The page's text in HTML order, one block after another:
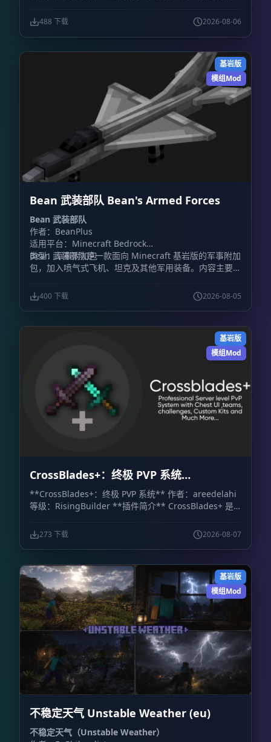
488 下载 2026-08-06
基岩版
模组Mod
Bean 武装部队 Bean's Armed Forces
Bean 武装部队
作者：BeanPlus
适用平台：Minecraft Bedrock
类型：军事附加包
Bean 武装部队是一款面向 Minecraft 基岩版的军事附加
包，加入喷气式飞机、坦克及其他军用装备。内容主要围
炮、防毒面具、枪械等地面装备。
400 下载 2026-08-05
基岩版
模组Mod
CrossBlades+：终极 PVP 系统
CrossBlades+: Ultimate PVP System
**CrossBlades+：终极 PVP 系统** 作者：areedelahi
等级：RisingBuilder **插件简介** CrossBlades+ 是
技场决斗系统。玩家可以通过可视化箱子界面挑战好友、
预览套装，并立即参加 1v1 单挑或最多 5v5 的团队决
了更直观的操作方式。管理员只需设置竞技场位置，插件
就会自动处理排队、匹配、传送、地图重置和战后物品恢
复。 **主要功能** - **可视化箱子菜单：** 通过库存
式界面选择游戏模式和套装，不需要记忆复杂命令。 -
**快捷菜单物品：** 使用命令获得菜单物品，可快速打
开主决斗菜单、挑战菜单和团队菜单。 - **公平排队与
团队模式：** 支持经典 1v1，也支持 2v2、3v3、4v4 和
5v5 团队决斗。人数达到要求后，系统会自动完成匹配并
将玩家传送至竞技场。 - **多竞技场与自动重置：** 每
种套装最多可配置 10 个竞技场，让多场决斗同时进行。
比赛结束后，系统会自动恢复竞技场地形，重置范围上限
的物品、经验值和位置，比赛结束后完整恢复。 - **大
返回大厅。 - **套装编辑：** 可以修改已有套装，也能
273 下载 2026-08-07
基岩版
模组Mod
不稳定天气 Unstable Weather (eu)
不稳定天气（Unstable Weather）